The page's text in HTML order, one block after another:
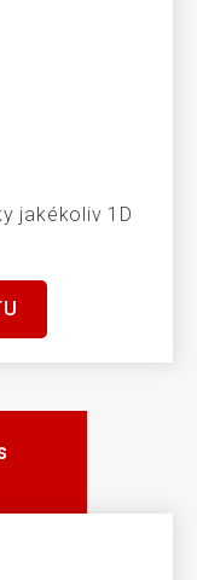
jakékoliv 1D